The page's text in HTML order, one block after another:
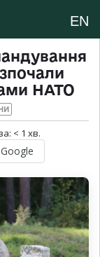
EN
НАТО
< 1 хв.